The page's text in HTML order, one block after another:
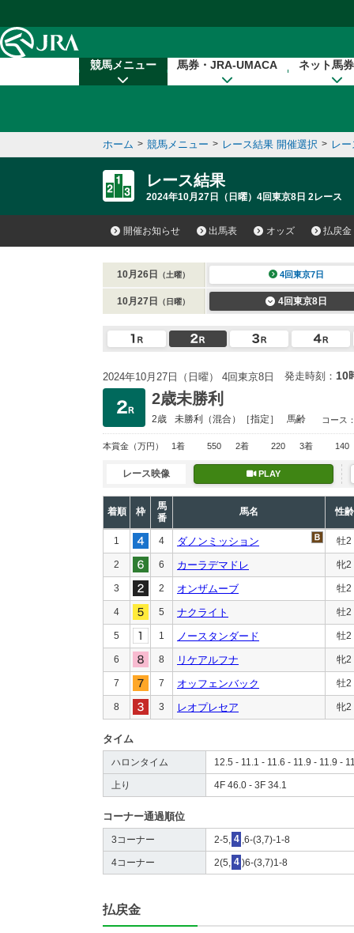
競馬メニュー 馬券・JRA-UMACA ネット馬
ホーム > 競馬メニュー > レース結果 開催選択 > レ
レース結果
2024年10月27日（日曜）4回東京8日 2レース
開催お知らせ 出馬表 オッズ 払戻金
10月26日 （土曜） 4回東京7日
10月27日 （日曜） 4回東京8日
2024年10月27日（日曜） 4回東京8日 発走時刻： 10
2歳未勝利
2歳 未勝利 （混合）［指定］ 馬齢 コース
本賞金 （万円） 1着 550 2着 220 3着 140
レース映像 PLAY
着順 枠
馬
番
馬名 性齢
1 4 ダノンミッション 牡2
2 6 カーラデマドレ 牝2
3 2 オンザムーブ 牡2
4 5 ナクライト 牡2
5 1 ノースタンダード 牡2
6 8 リケアルフナ 牝2
7 7 オッフェンバック 牡2
8 3 レオプレセア 牝2
タイム
ハロンタイム 12.5 - 11.1 - 11.6 - 11.9 - 11.9 -
上り 4F 46.0 - 3F 34.1
コーナー通過順位
3コーナー 2-5, 4 ,6-(3,7)-1-8
4コーナー 2(5, 4 )6-(3,7)1-8
払戻金